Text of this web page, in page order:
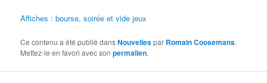
Affiches : bourse, soirée et vide jeux
Ce contenu a été publié dansNouvellespar Romain Coosemans.
Mettez-le en favori avec sonpermalien.